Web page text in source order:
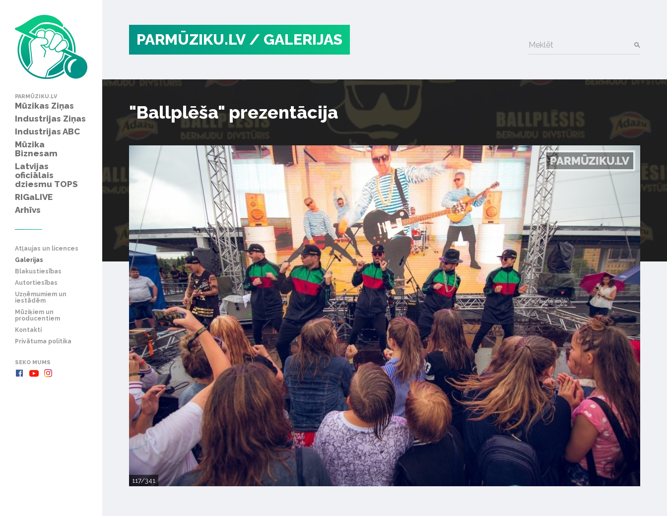
PARMŪZIKU.LV
Mūzikas Ziņas
Industrijas Ziņas
Industrijas ABC
Mūzika
Biznesam
Latvijas
oficiālais
dziesmu TOPS
RIGaLIVE
Arhīvs
Atļaujas un licences
Galerijas
Blakustiesības
Autortiesības
Uzņēmumiem un
iestādēm
Mūziķiem un
producentiem
Kontakti
Privātuma politika
SEKO MUMS
PARMŪZIKU.LV / GALERIJAS Meklēt
"Ballplēša" prezentācija
117/341